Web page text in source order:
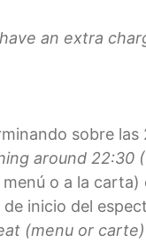
an extra
sobre las
around 22:30
o a la carta)
inicio del
(menu or